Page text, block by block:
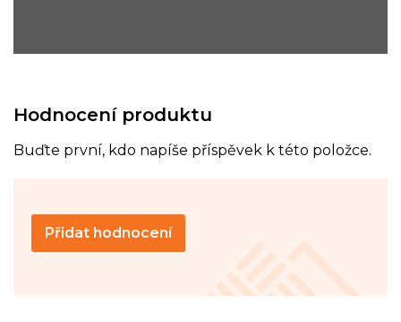
Hodnocení produktu
Buďte první, kdo napíše příspěvek k této položce.
Přidat hodnocení